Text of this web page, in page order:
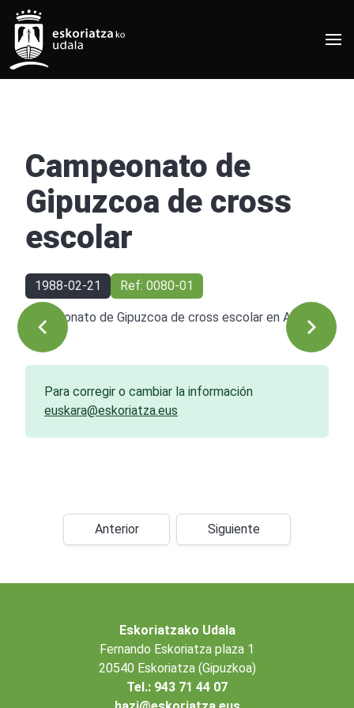
Campeonato de
Gipuzcoa de cross
escolar
1988-02-21 Ref: 0080-01
Campeonato de Gipuzcoa de cross escolar en Almen.
Para corregir o cambiar la información
euskara@eskoriatza.eus
Anterior Siguiente
Eskoriatzako Udala
Fernando Eskoriatza plaza 1
20540 Eskoriatza (Gipuzkoa)
Tel.: 943 71 44 07